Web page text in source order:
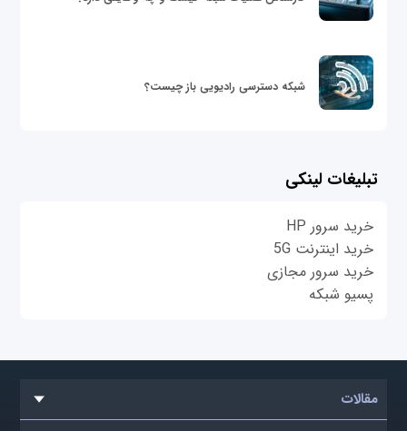
شبکه دسترسی رادیویی باز چیست؟
تبلیغات لینکی
خرید سرور HP
خرید اینترنت 5G
خرید سرور مجازی
پسیو شبکه
مقالات